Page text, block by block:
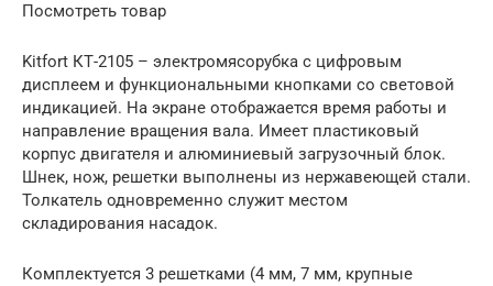
Посмотреть товар
Kitfort КТ-2105 – электромясорубка с цифровым
дисплеем и функциональными кнопками со световой
индикацией. На экране отображается время работы и
направление вращения вала. Имеет пластиковый
корпус двигателя и алюминиевый загрузочный блок.
Шнек, нож, решетки выполнены из нержавеющей стали.
Толкатель одновременно служит местом
складирования насадок.
Комплектуется 3 решетками (4 мм, 7 мм, крупные